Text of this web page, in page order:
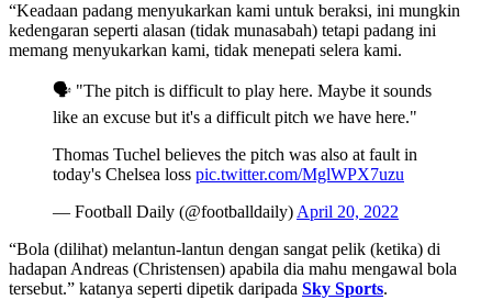
“Keadaan padang menyukarkan kami untuk beraksi, ini mungkin
kedengaran seperti alasan (tidak munasabah) tetapi padang ini
memang menyukarkan kami, tidak menepati selera kami.
🗣 "The pitch is difficult to play here. Maybe it sounds
like an excuse but it's a difficult pitch we have here."
Thomas Tuchel believes the pitch was also at fault in
today's Chelsea loss pic.twitter.com/MglWPX7uzu
— Football Daily (@footballdaily)April 20, 2022
“Bola (dilihat) melantun-lantun dengan sangat pelik (ketika) di
hadapan Andreas (Christensen) apabila dia mahu mengawal bola
tersebut.” katanya seperti dipetik daripada Sky Sports.